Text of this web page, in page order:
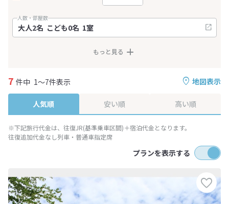
人数・部屋数
もっと見る
地図表示
7 件中 1～7件表示
人気順 安い順 高い順
※下記旅行代金は、往復JR(基準乗車区間)＋宿泊代金となります。
往復追加代金なし列車・普通車指定席
プランを表示する